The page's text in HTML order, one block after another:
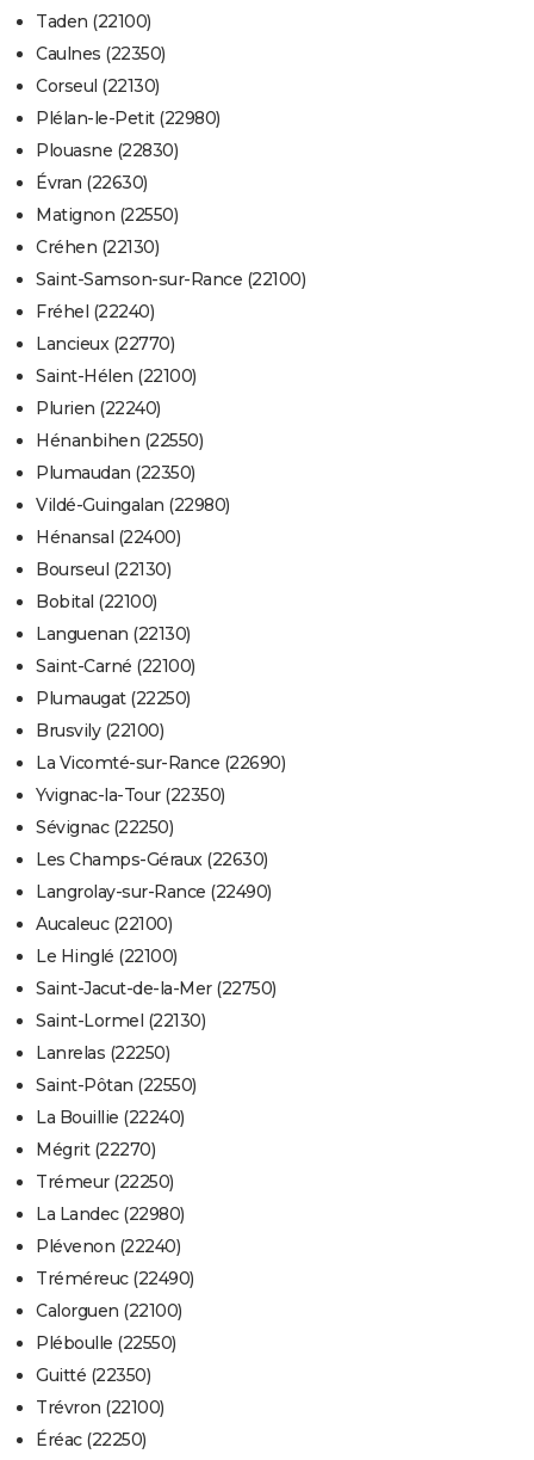
Taden (22100)
Caulnes (22350)
Corseul (22130)
Plélan-le-Petit (22980)
Plouasne (22830)
Évran (22630)
Matignon (22550)
Créhen (22130)
Saint-Samson-sur-Rance (22100)
Fréhel (22240)
Lancieux (22770)
Saint-Hélen (22100)
Plurien (22240)
Hénanbihen (22550)
Plumaudan (22350)
Vildé-Guingalan (22980)
Hénansal (22400)
Bourseul (22130)
Bobital (22100)
Languenan (22130)
Saint-Carné (22100)
Plumaugat (22250)
Brusvily (22100)
La Vicomté-sur-Rance (22690)
Yvignac-la-Tour (22350)
Sévignac (22250)
Les Champs-Géraux (22630)
Langrolay-sur-Rance (22490)
Aucaleuc (22100)
Le Hinglé (22100)
Saint-Jacut-de-la-Mer (22750)
Saint-Lormel (22130)
Lanrelas (22250)
Saint-Pôtan (22550)
La Bouillie (22240)
Mégrit (22270)
Trémeur (22250)
La Landec (22980)
Plévenon (22240)
Tréméreuc (22490)
Calorguen (22100)
Pléboulle (22550)
Guitté (22350)
Trévron (22100)
Éréac (22250)